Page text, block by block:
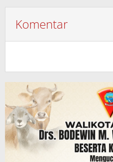
Komentar